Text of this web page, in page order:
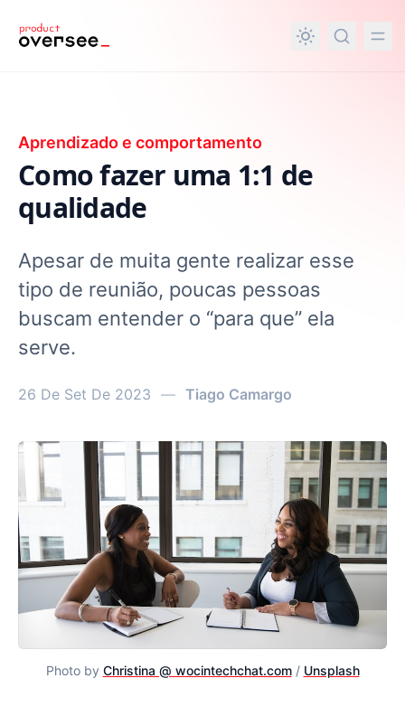
principal
Aprendizado e comportamento
Como fazer uma 1:1 de
qualidade
Apesar de muita gente realizar esse
tipo de reunião, poucas pessoas
buscam entender o “para que” ela
serve.
26 De Set De 2023 — Tiago Camargo
Photo by Christina @ wocintechchat.com/ Unsplash